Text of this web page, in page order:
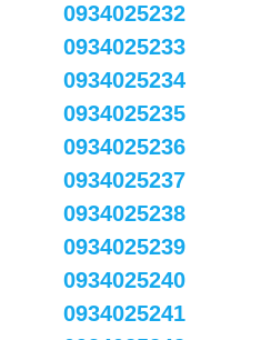
0934025232
0934025233
0934025234
0934025235
0934025236
0934025237
0934025238
0934025239
0934025240
0934025241